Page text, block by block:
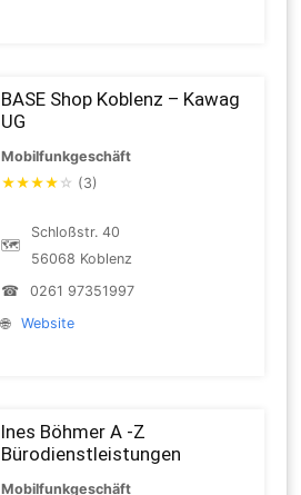
BASE Shop Koblenz – Kawag
UG
Mobilfunkgeschäft
★★★★ ☆ (3)
🗺
Schloßstr. 40
56068 Koblenz
☎
0261 97351997
🌐
Website
Ines Böhmer A -Z
Bürodienstleistungen
Mobilfunkgeschäft